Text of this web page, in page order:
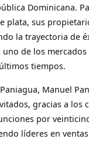
Dominicana.
plata, sus
la trayectoria de
de los
tiempos.
Manuel
gracias a los
por
líderes en